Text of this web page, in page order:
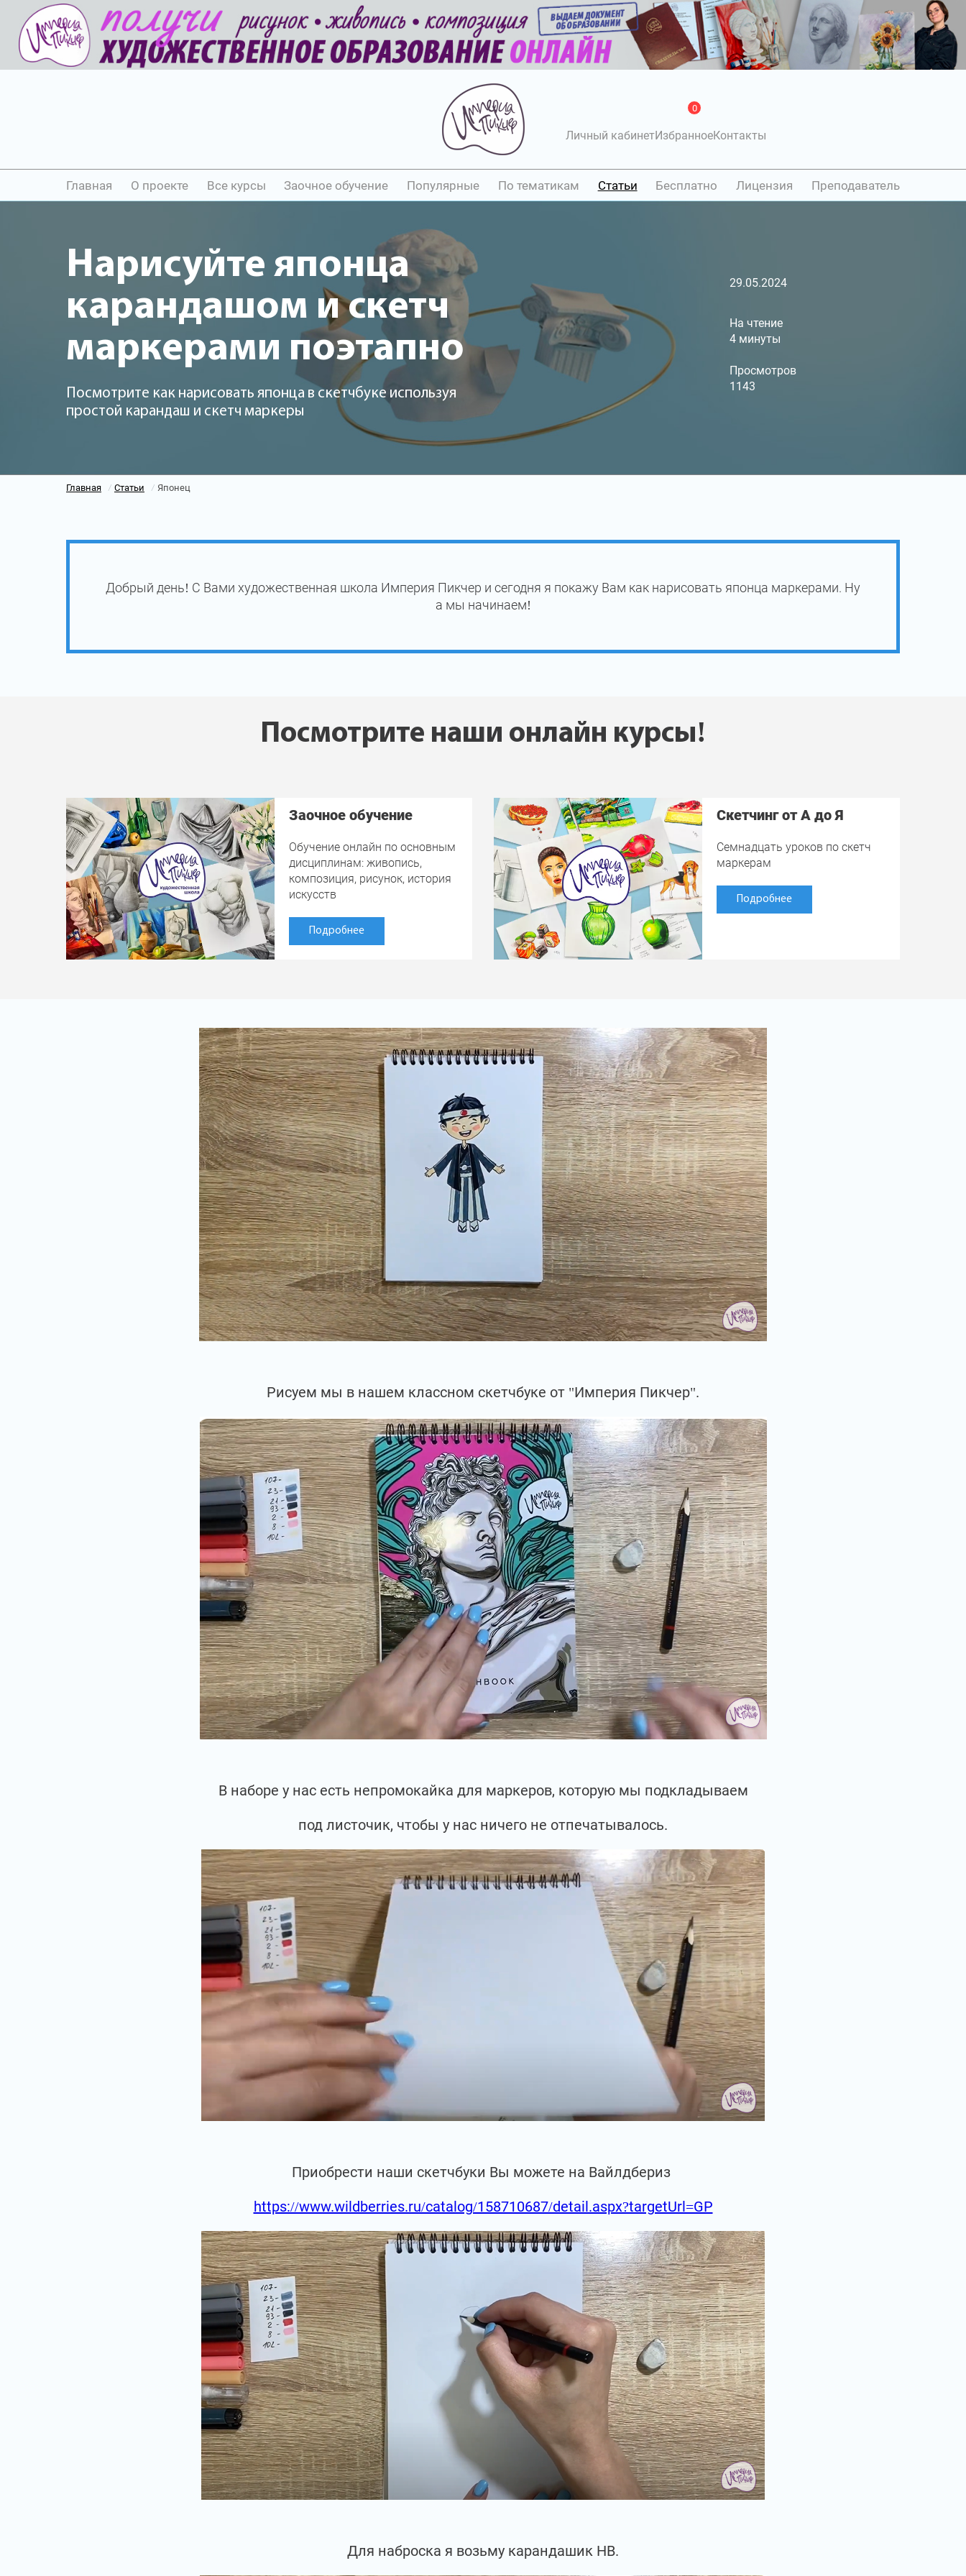
Личный кабинетИзбранное
0
Контакты
Главная О проекте Все курсы Заочное обучение Популярные По тематикам Статьи Бесплатно Лицензия Преподаватель
Нарисуйте японца
карандашом и скетч
маркерами поэтапно
Посмотрите как нарисовать японца в скетчбуке используя
простой карандаш и скетч маркеры
29.05.2024
На чтение
4 минуты
Просмотров
1143
Главная / Статьи / Японец
Добрый день! С Вами художественная школа Империя Пикчер и сегодня я покажу Вам как нарисовать японца маркерами. Ну
а мы начинаем!
Посмотрите наши онлайн курсы!
Заочное обучение
Обучение онлайн по основным
дисциплинам: живопись,
композиция, рисунок, история
искусств
Подробнее
Скетчинг от А до Я
Семнадцать уроков по скетч
маркерам
Подробнее
Рисуем мы в нашем классном скетчбуке от "Империя Пикчер".
В наборе у нас есть непромокайка для маркеров, которую мы подкладываем
под листочик, чтобы у нас ничего не отпечатывалось.
Приобрести наши скетчбуки Вы можете на Вайлдбериз
https://www.wildberries.ru/catalog/158710687/detail.aspx?targetUrl=GP
Для наброска я возьму карандашик НВ.